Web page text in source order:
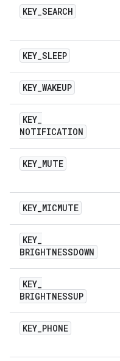
KEY_SEARCH
KEY_SLEEP
KEY_WAKEUP
KEY_
NOTIFICATION
KEY_MUTE
KEY_MICMUTE
KEY_
BRIGHTNESSDOWN
KEY_
BRIGHTNESSUP
KEY_PHONE